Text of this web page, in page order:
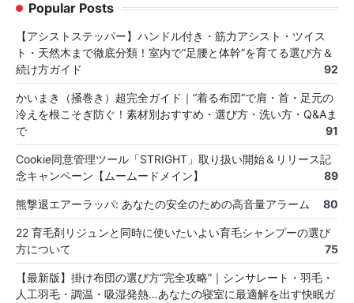
Popular Posts
【アシストステッパー】ハンドル付き・筋力アシスト・ツイス
ト・天然木まで徹底分類！室内で“足腰と体幹”を育てる選び方＆
続け方ガイド
92
かいまき（掻巻き）超完全ガイド｜“着る布団”で肩・首・足元の
冷えを根こそぎ防ぐ！素材別おすすめ・選び方・洗い方・Q&Aま
で
91
Cookie同意管理ツール「STRIGHT」取り扱い開始＆リリース記
念キャンペーン【ムームードメイン】
89
熊撃退エアーラッパ: あなたの安全のための高音量アラーム 80
22 育毛剤リジュンと同時に使いたいよい育毛シャンプーの選び
方について
75
【最新版】掛け布団の選び方“完全攻略”｜シンサレート・羽毛・
人工羽毛・調温・吸湿発熱…あなたの寝室に最適解を出す快眠ガ